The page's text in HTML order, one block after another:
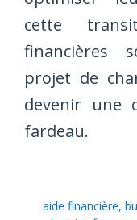
cette
financières
projet de
devenir une
fardeau.
aide financière,